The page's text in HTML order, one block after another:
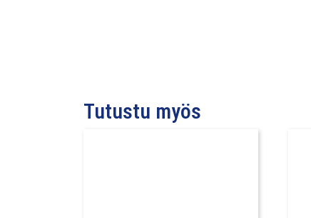
Tutustu myös